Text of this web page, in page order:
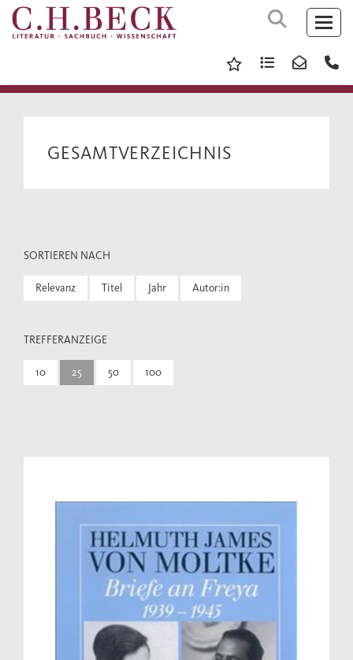
GESAMTVERZEICHNIS
SORTIEREN NACH
Relevanz Titel Jahr Autor:in
TREFFERANZEIGE
10 25 50 100